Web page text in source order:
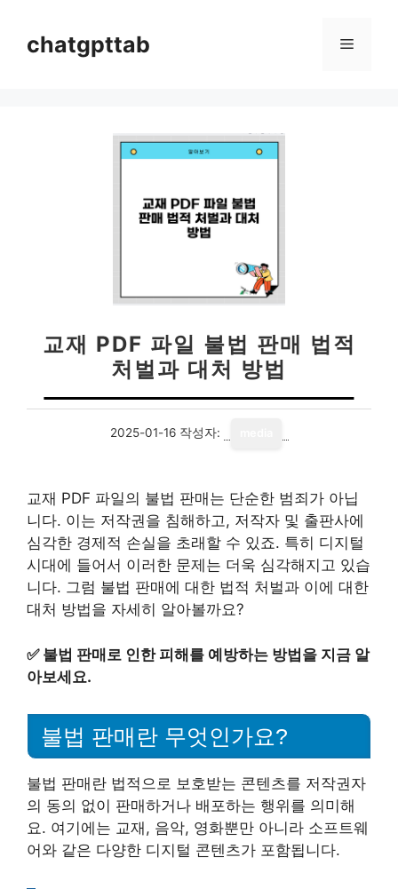
chatgpttab 메
교재 PDF 파일 불법 판매 법적
처벌과 대처 방법
2025-01-16 작성자:
교재 PDF 파일의 불법 판매는 단순한 범죄가 아닙
니다. 이는 저작권을 침해하고, 저작자 및 출판사에
심각한 경제적 손실을 초래할 수 있죠. 특히 디지털
시대에 들어서 이러한 문제는 더욱 심각해지고 있습
니다. 그럼 불법 판매에 대한 법적 처벌과 이에 대한
대처 방법을 자세히 알아볼까요?
✅ 불법 판매로 인한 피해를 예방하는 방법을 지금 알
아보세요.
불법 판매란 무엇인가요?
불법 판매란 법적으로 보호받는 콘텐츠를 저작권자
의 동의 없이 판매하거나 배포하는 행위를 의미해
요. 여기에는 교재, 음악, 영화뿐만 아니라 소프트웨
어와 같은 다양한 디지털 콘텐츠가 포함됩니다.